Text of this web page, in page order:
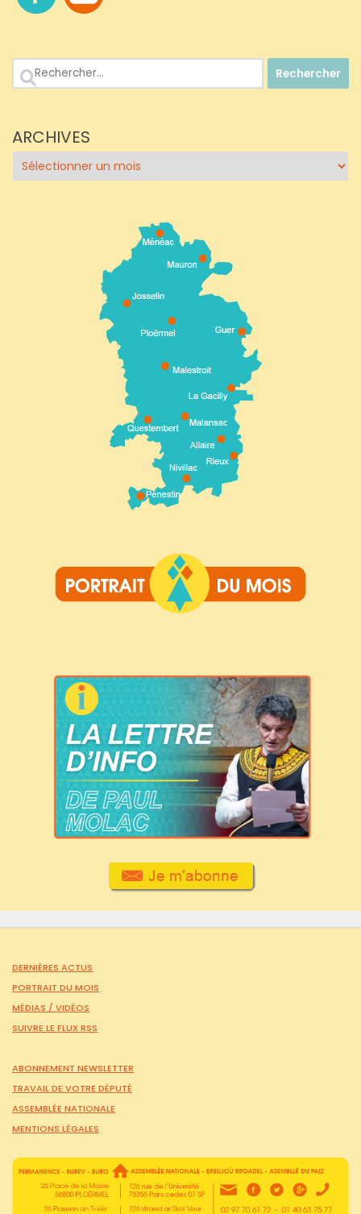
Rechercher :
ARCHIVES
Archives
DERNIÈRES ACTUS
PORTRAIT DU MOIS
MÉDIAS / VIDÉOS
SUIVRE LE FLUX RSS
ABONNEMENT NEWSLETTER
TRAVAIL DE VOTRE DÉPUTÉ
ASSEMBLÉE NATIONALE
MENTIONS LÉGALES